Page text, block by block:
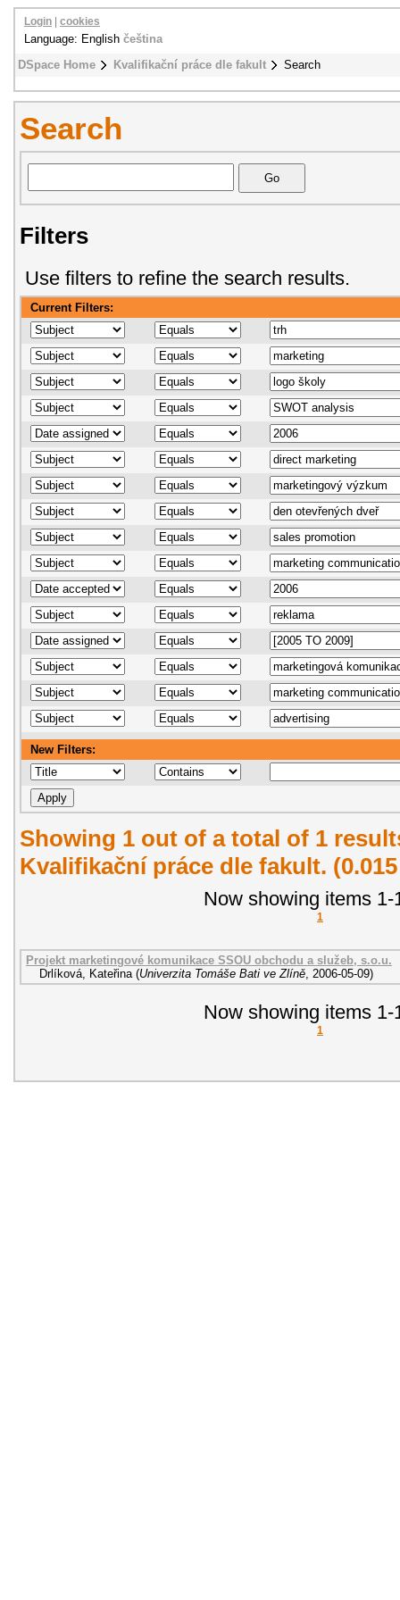
DSpace Home Kvalifikační práce dle fakult Search
Login cookies
Language: English čeština
Search
Filters
Use filters to refine the search results.
Current Filters:
New Filters:
Showing 1 out of a total of 1
Kvalifikační práce dle fakult.
Now showing items 1-
1
Projekt marketingové komunikace SSOU obchodu a služeb, s.o.u.
Drlíková, Kateřina (Univerzita Tomáše Bati ve Zlíně 2006-05-09)
Now showing items 1-
1